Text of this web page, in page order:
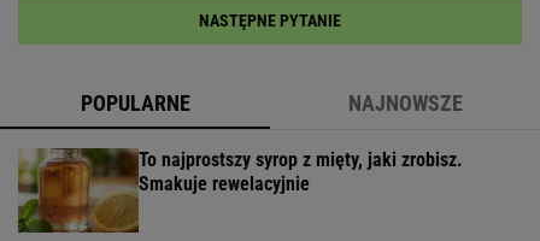
NASTĘPNE PYTANIE
POPULARNE NAJNOWSZE
To najprostszy syrop z mięty, jaki zrobisz.
Smakuje rewelacyjnie